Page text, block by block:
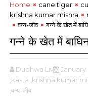
Home cane tiger
krishna kumar mishra
वन्य-जीव
गन्ने के खेत में
गन्ने के खेत में
Dudhwa Live January
,kasta ,krishna kumar
,वन्य-जीव